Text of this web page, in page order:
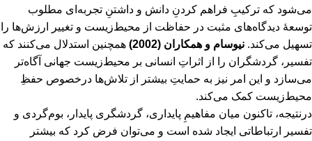
می‌شود که ترکیبِ فراهم کردنِ دانش و داشتنِ تجربه‌ای مطلوب
توسعۀ دیدگاه‌های مثبت در حفاظت از محیط‌زیست و تغییر ارزش‌ها را
تسهیل می‌کند. نیوسام و همکاران (2002)
همچنین استدلال می‌کنند که
تفسیر، گردشگران را از اثراتِ انسانی بر محیط‌زیست جهانی آگاه‌تر
می‌سازد و این امر نیز به حمایتِ بیشتر از تلاش‌ها درخصوص حفظِ
محیط‌زیست کمک می‌کند.
درنتیجه، تاکنون میان مفاهیمِ پایداری، گردشگری پایدار، بوم‌گردی و
تفسیر ارتباطاتی ایجاد شده است و می‌توان فرض کرد که بیشتر